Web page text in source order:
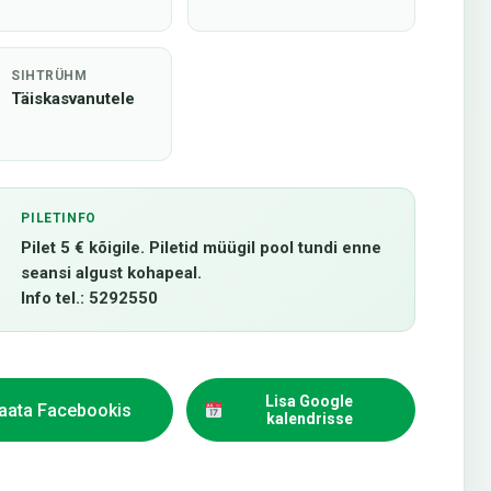
SIHTRÜHM
Täiskasvanutele
PILETINFO
Pilet 5 € kõigile. Piletid müügil pool tundi enne
seansi algust kohapeal.
Info tel.: 5292550
Facebookis
Lisa Google
kalendrisse